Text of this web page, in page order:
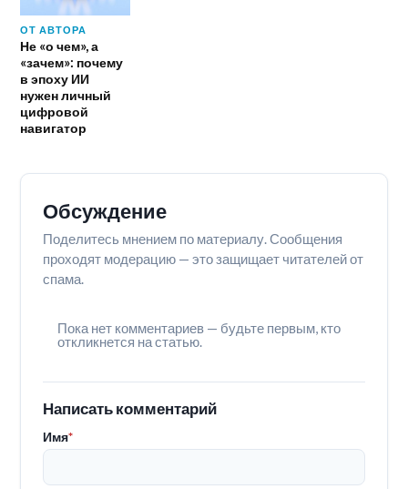
ОТ АВТОРА
Не «о чем», а
«зачем»: почему
в эпоху ИИ
нужен личный
цифровой
навигатор
Обсуждение
Поделитесь мнением по материалу. Сообщения
проходят модерацию — это защищает читателей от
спама.
Пока нет комментариев — будьте первым, кто
откликнется на статью.
Написать комментарий
Имя*